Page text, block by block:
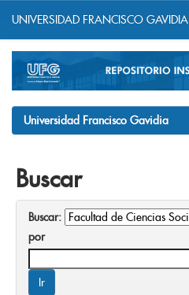
navigation
UNIVERSIDAD FRANCISCO GAVIDIA
Universidad Francisco Gavidia
Buscar
Buscar:
por